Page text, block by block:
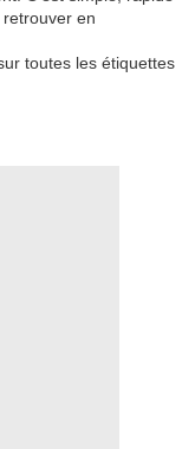
en
toutes les étiquettes